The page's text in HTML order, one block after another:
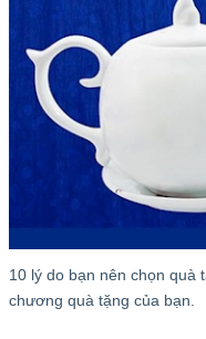
10 lý do bạn nên chọn quà
chương quà tặng của bạn.